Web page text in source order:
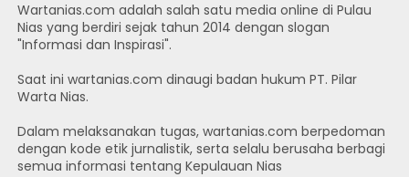
Wartanias.com adalah salah satu media online di Pulau
Nias yang berdiri sejak tahun 2014 dengan slogan
"Informasi dan Inspirasi".
Saat ini wartanias.com dinaugi badan hukum PT. Pilar
Warta Nias.
Dalam melaksanakan tugas, wartanias.com berpedoman
dengan kode etik jurnalistik, serta selalu berusaha berbagi
semua informasi tentang Kepulauan Nias